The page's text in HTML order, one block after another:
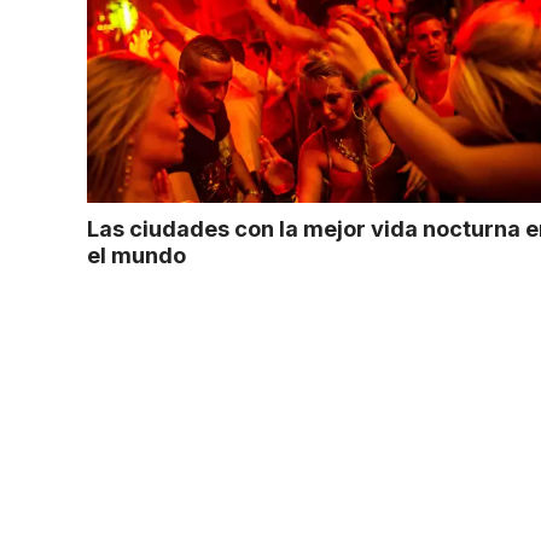
Las ciudades con la mejor vida nocturna
el mundo